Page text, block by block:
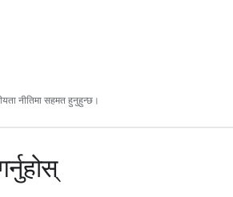
नीतिमा सहमत हुनुहुन्छ।